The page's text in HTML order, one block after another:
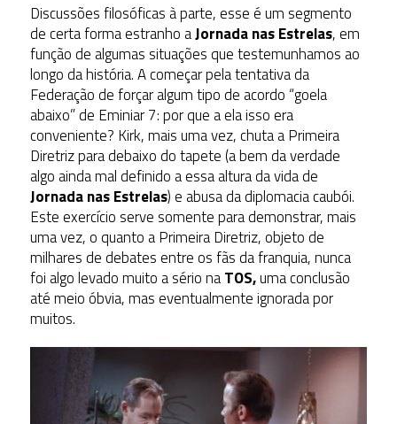
Discussões filosóficas à parte, esse é um segmento
de certa forma estranho aJornada nas Estrelas, em
função de algumas situações que testemunhamos ao
longo da história. A começar pela tentativa da
Federação de forçar algum tipo de acordo “goela
abaixo” de Eminiar 7: por que a ela isso era
conveniente? Kirk, mais uma vez, chuta a Primeira
Diretriz para debaixo do tapete (a bem da verdade
algo ainda mal definido a essa altura da vida de
Jornada nas Estrelas) e abusa da diplomacia caubói.
Este exercício serve somente para demonstrar, mais
uma vez, o quanto a Primeira Diretriz, objeto de
milhares de debates entre os fãs da franquia, nunca
foi algo levado muito a sério naTOS,uma conclusão
até meio óbvia, mas eventualmente ignorada por
muitos.